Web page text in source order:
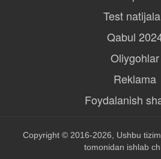
Test
Qabul
Oliygohlar
Reklama
Foydalanish
Copyright © 2016-2026, Ushbu tizim
tomonidan ishlab